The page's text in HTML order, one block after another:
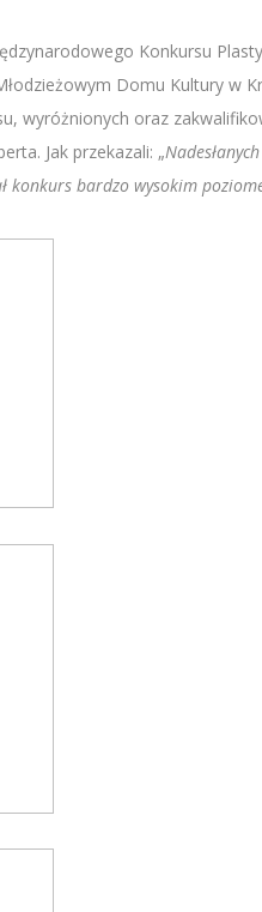
Konkursu
Domu Kultury w
wyróżnionych oraz
Jak przekazali: „
konkurs bardzo wysokim